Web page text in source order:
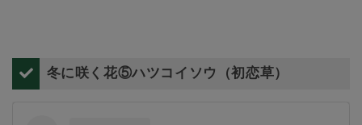
冬に咲く花⑤ハツコイソウ（初恋草）